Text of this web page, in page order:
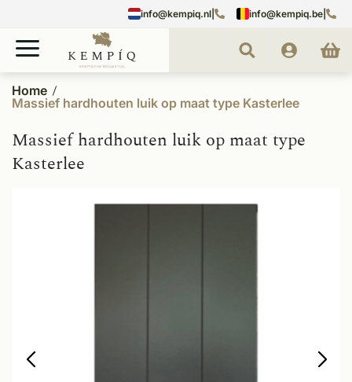
info@kempiq.nl info@kempiq.be
Home
Massief hardhouten luik op maat type Kasterlee
Massief hardhouten luik op maat type
Kasterlee